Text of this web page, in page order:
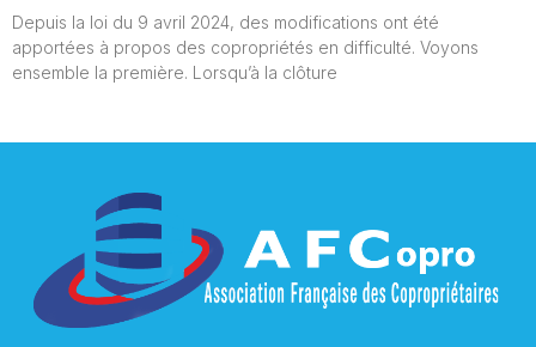
Depuis la loi du 9 avril 2024, des modifications ont été
apportées à propos des copropriétés en difficulté. Voyons
ensemble la première. Lorsqu’à la clôture